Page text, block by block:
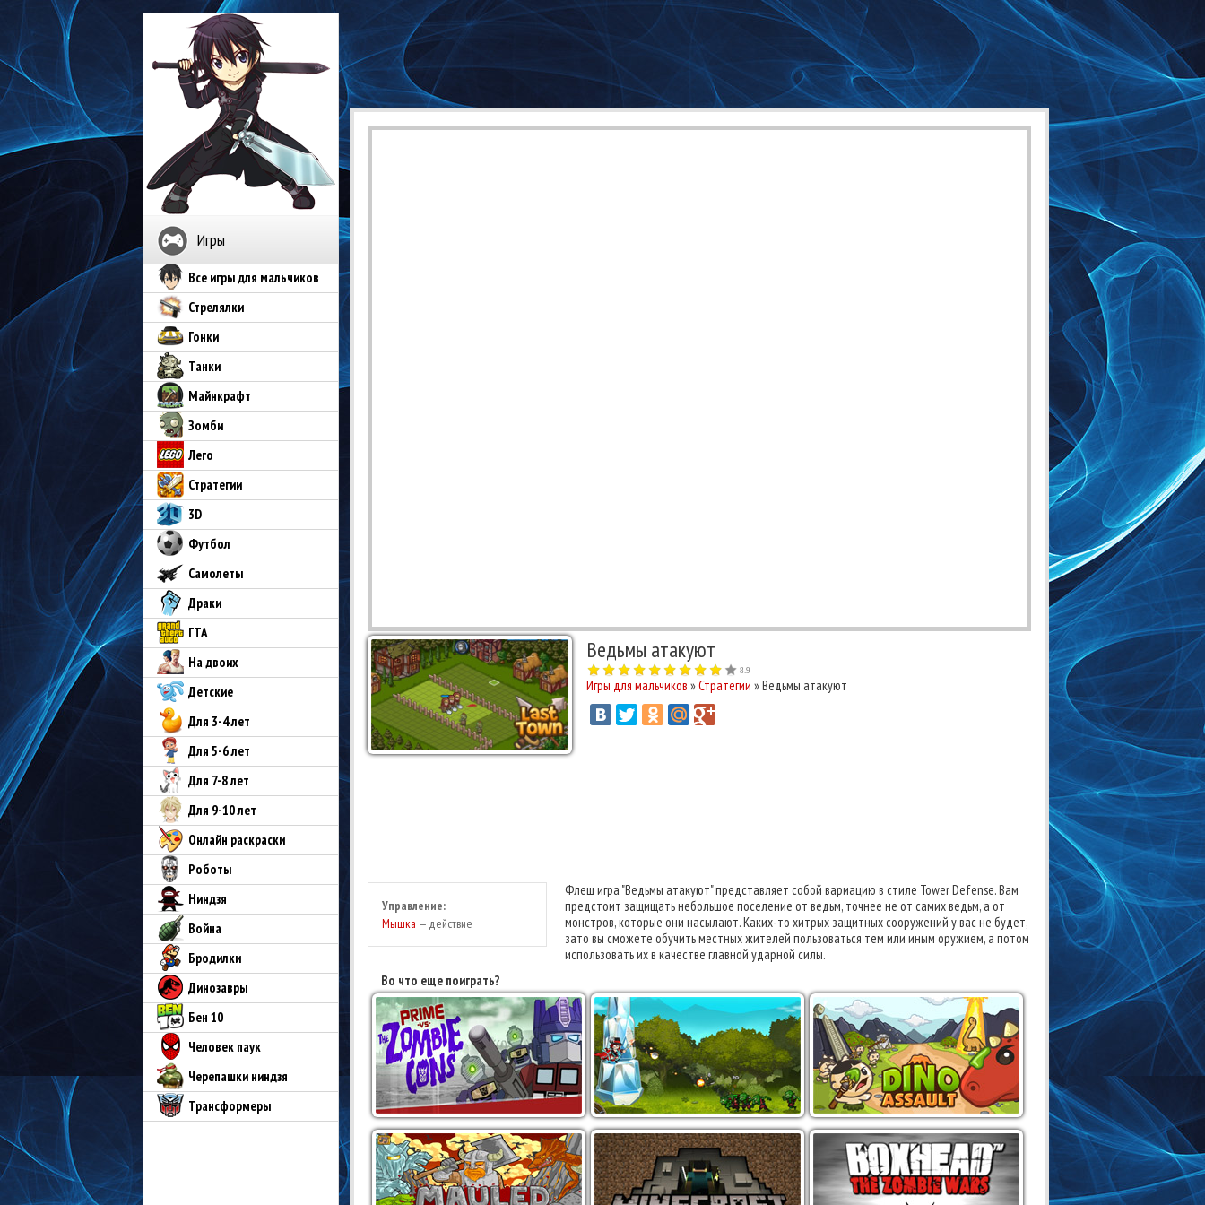
Игры
Все игры для мальчиков
Стрелялки
Гонки
Танки
Майнкрафт
Зомби
Лего
Стратегии
3D
Футбол
Самолеты
Драки
ГТА
На двоих
Детские
Для 3-4 лет
Для 5-6 лет
Для 7-8 лет
Для 9-10 лет
Онлайн раскраски
Роботы
Ниндзя
Война
Бродилки
Динозавры
Бен 10
Человек паук
Черепашки ниндзя
Трансформеры
Ведьмы атакуют
8.9
Игры для мальчиков »Стратегии » Ведьмы атакуют
Управление:
Мышка — действие
Флеш игра "Ведьмы атакуют" представляет собой вариацию в стиле Tower Defense. Вам
предстоит защищать небольшое поселение от ведьм, точнее не от самих ведьм, а от
монстров, которые они насылают. Каких-то хитрых защитных сооружений у вас не будет,
зато вы сможете обучить местных жителей пользоваться тем или иным оружием, а потом
использовать их в качестве главной ударной силы.
Во что еще поиграть?